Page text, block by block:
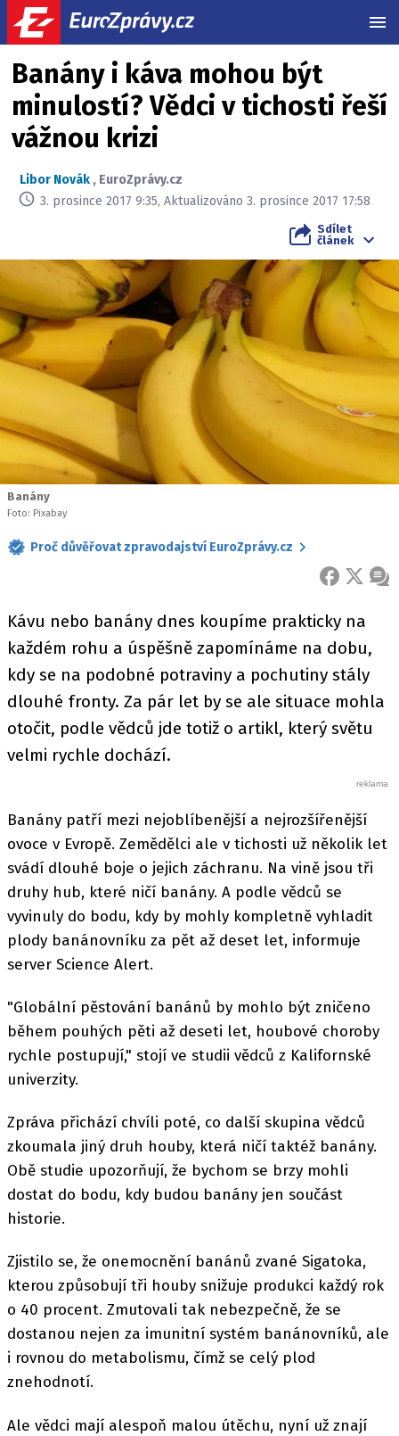
Banány i káva mohou být
minulostí? Vědci v tichosti řeší
vážnou krizi
Libor Novák , EuroZprávy.cz
3. prosince 2017 9:35, Aktualizováno 3. prosince 2017 17:58
Sdílet
článek
Banány
Foto: Pixabay
Proč důvěřovat zpravodajství EuroZprávy.cz
FACEBOOK
X
Kávu nebo banány dnes koupíme prakticky na
každém rohu a úspěšně zapomínáme na dobu,
kdy se na podobné potraviny a pochutiny stály
dlouhé fronty. Za pár let by se ale situace mohla
otočit, podle vědců jde totiž o artikl, který světu
velmi rychle dochází.
Banány patří mezi nejoblíbenější a nejrozšířenější
ovoce v Evropě. Zemědělci ale v tichosti už několik let
svádí dlouhé boje o jejich záchranu. Na vině jsou tři
druhy hub, které ničí banány. A podle vědců se
vyvinuly do bodu, kdy by mohly kompletně vyhladit
plody banánovníku za pět až deset let, informuje
server Science Alert.
"Globální pěstování banánů by mohlo být zničeno
během pouhých pěti až deseti let, houbové choroby
rychle postupují," stojí ve studii vědců z Kalifornské
univerzity.
Zpráva přichází chvíli poté, co další skupina vědců
zkoumala jiný druh houby, která ničí taktéž banány.
Obě studie upozorňují, že bychom se brzy mohli
dostat do bodu, kdy budou banány jen součást
historie.
Zjistilo se, že onemocnění banánů zvané Sigatoka,
kterou způsobují tři houby snižuje produkci každý rok
o 40 procent. Zmutovali tak nebezpečně, že se
dostanou nejen za imunitní systém banánovníků, ale
i rovnou do metabolismu, čímž se celý plod
znehodnotí.
Ale vědci mají alespoň malou útěchu, nyní už znají